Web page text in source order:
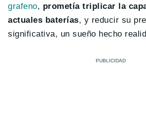
grafeno, prometía triplicar la
actuales baterías, y reducir su
significativa, un sueño hecho